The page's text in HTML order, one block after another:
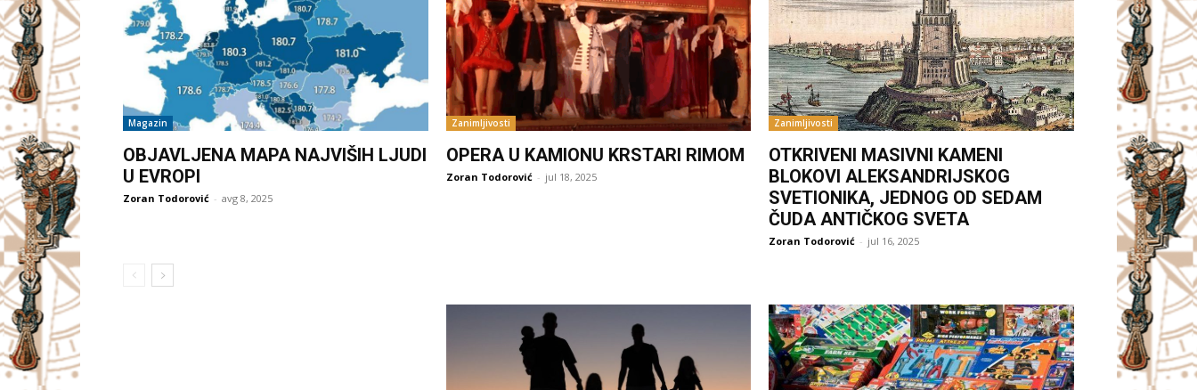
Magazin
OBJAVLJENA MAPA NAJVIŠIH LJUDI
U EVROPI
Zoran Todorović - avg 8, 2025
Zanimljivosti
OPERA U KAMIONU KRSTARI RIMOM
Zoran Todorović - jul 18, 2025
Zanimljivosti
OTKRIVENI MASIVNI KAMENI
BLOKOVI ALEKSANDRIJSKOG
SVETIONIKA, JEDNOG OD SEDAM
ČUDA ANTIČKOG SVETA
Zoran Todorović - jul 16, 2025